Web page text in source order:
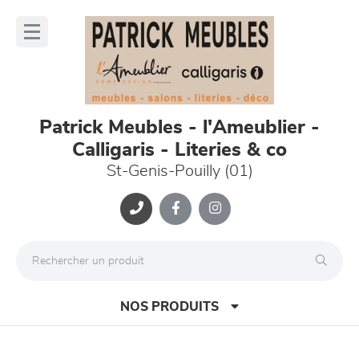
Patrick Meubles - l'Ameublier -
Calligaris - Literies & co
St-Genis-Pouilly (01)
NOS PRODUITS